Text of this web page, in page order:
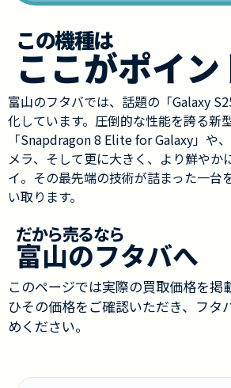
この機種は
ここがポイン
富山のフタバでは、話題の「Galaxy
化しています。圧倒的な性能を誇る新
「Snapdragon 8 Elite for Galaxy」や
メラ、そして更に大きく、より鮮やか
イ。その最先端の技術が詰まった一台
い取ります。
だから売るなら
富山のフタバへ
このページでは実際の買取価格を掲
ひその価格をご確認いただき、フタ
めください。